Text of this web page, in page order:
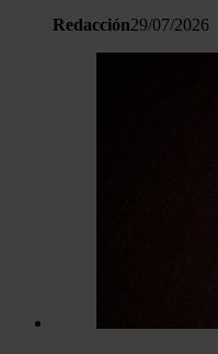
Redacción29/07/2026